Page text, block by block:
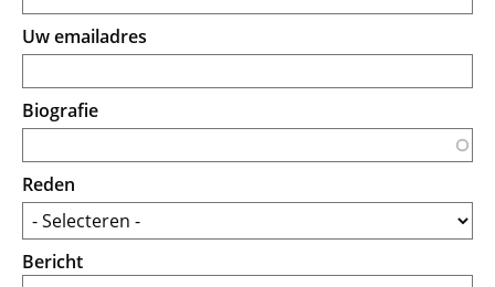
Uw emailadres
Biografie
Reden
Bericht